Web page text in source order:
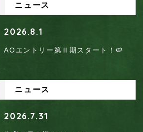
ニュース
2026.8.1
AOエントリー第Ⅱ期スタート！🍉
ニュース
2026.7.31